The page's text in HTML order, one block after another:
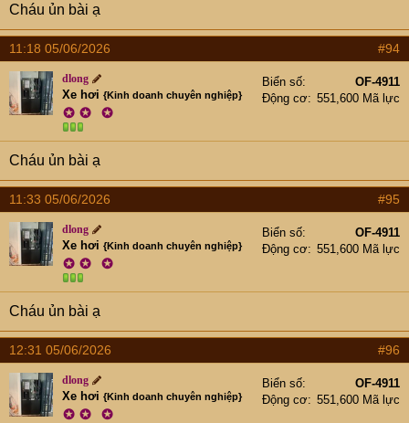
Cháu ủn bài ạ
11:18 05/06/2026 #94
dlong
Xe hơi {Kinh doanh chuyên nghiệp}
✪ ✪ ✪
Biển số
OF-4911
Động cơ
551,600 Mã lực
Cháu ủn bài ạ
11:33 05/06/2026 #95
dlong
Xe hơi {Kinh doanh chuyên nghiệp}
✪ ✪ ✪
Biển số
OF-4911
Động cơ
551,600 Mã lực
Cháu ủn bài ạ
12:31 05/06/2026 #96
dlong
Xe hơi {Kinh doanh chuyên nghiệp}
✪ ✪ ✪
Biển số
OF-4911
Động cơ
551,600 Mã lực